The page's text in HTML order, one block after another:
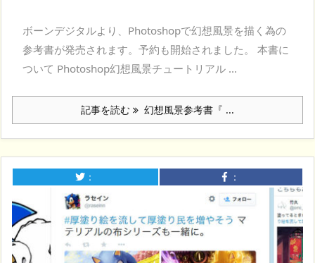
ボーンデジタルより、Photoshopで幻想風景を描く為の
参考書が発売されます。予約も開始されました。 本書に
ついて Photoshop幻想風景チュートリアル ...
記事を読む 幻想風景参考書『 ...
： ：